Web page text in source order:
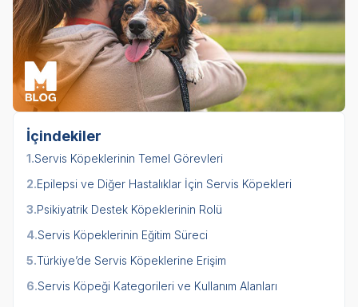
İçindekiler
1.Servis Köpeklerinin Temel Görevleri
2.Epilepsi ve Diğer Hastalıklar İçin Servis Köpekleri
3.Psikiyatrik Destek Köpeklerinin Rolü
4.Servis Köpeklerinin Eğitim Süreci
5.Türkiye’de Servis Köpeklerine Erişim
6.Servis Köpeği Kategorileri ve Kullanım Alanları